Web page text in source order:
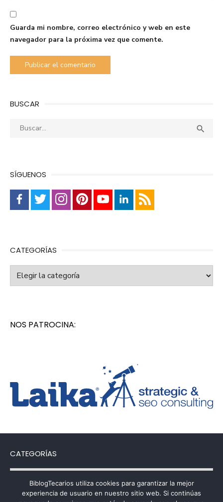
Guarda mi nombre, correo electrónico y web en este
navegador para la próxima vez que comente.
BUSCAR
Buscar: 
SÍGUENOS
CATEGORÍAS
Categorías
NOS PATROCINA:
CATEGORÍAS
Categorías
BiblogTecarios utiliza cookies para garantizar la mejor
experiencia de usuario en nuestro sitio web. Si continúas